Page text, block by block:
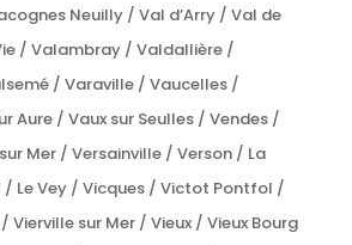
Neuilly / Val d’Arry / Val de
/ Valambray / Valdallière /
/ Varaville / Vaucelles /
Aure / Vaux sur Seulles / Vendes /
Mer / Versainville / Verson / La
/ Le Vey / Vicques / Victot Pontfol /
Vierville sur Mer / Vieux / Vieux Bourg